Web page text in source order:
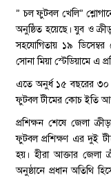
” চল ফুটবল খেলি”
অনুষ্ঠিত হয়েছে। যুব ও
সহযোগিতায় ১৯ ডিসেম্বর
সোনা মিয়া স্টেডিয়ামে এ
এতে অনুর্ধ ১৫ বছরের ৩০
ফুটবল টীমের কোচ ইতি
প্রশিক্ষন শেষে জেলা
ফুটবল প্রশিক্ষণ এর দুই
হয়। হীরা আক্তার জেলা
অনুষ্ঠানে প্রধান অতিথি